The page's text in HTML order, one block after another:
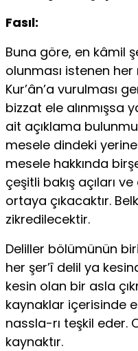
Fasıl:
Buna göre, en kâmil
olunması is­tenen
Kur’ân’a vurulması
bizzat ele alınmışsa
ait açıklama
mesele dindeki
mesele hakkında
çeşitli bakış açıları
orta­ya çıkacaktır.
zikredilecektir.
Deliller bölümünün
her şer’î de­lil ya
kesin olan bir asla
kaynaklar içerisinde
nassla-rı teşkil eder.
kaynaktır.